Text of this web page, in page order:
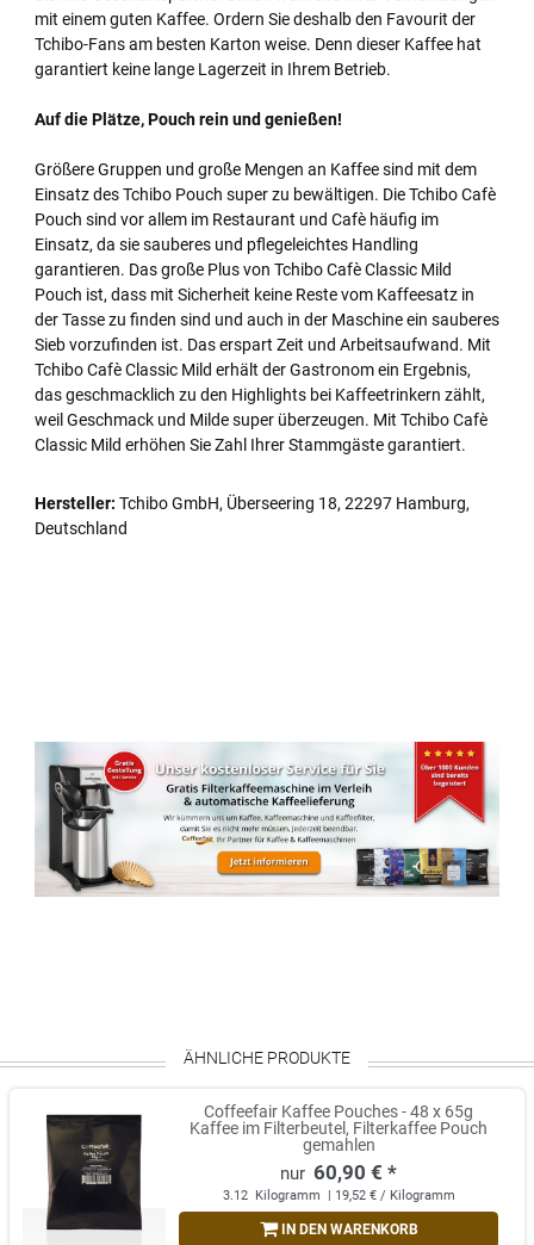
mit einem guten Kaffee. Ordern Sie deshalb den Favourit der
Tchibo-Fans am besten Karton weise. Denn dieser Kaffee hat
garantiert keine lange Lagerzeit in Ihrem Betrieb.
Auf die Plätze, Pouch rein und genießen!
Größere Gruppen und große Mengen an Kaffee sind mit dem
Einsatz des Tchibo Pouch super zu bewältigen. Die Tchibo Cafè
Pouch sind vor allem im Restaurant und Cafè häufig im
Einsatz, da sie sauberes und pflegeleichtes Handling
garantieren. Das große Plus von Tchibo Cafè Classic Mild
Pouch ist, dass mit Sicherheit keine Reste vom Kaffeesatz in
der Tasse zu finden sind und auch in der Maschine ein sauberes
Sieb vorzufinden ist. Das erspart Zeit und Arbeitsaufwand. Mit
Tchibo Cafè Classic Mild erhält der Gastronom ein Ergebnis,
das geschmacklich zu den Highlights bei Kaffeetrinkern zählt,
weil Geschmack und Milde super überzeugen. Mit Tchibo Cafè
Classic Mild erhöhen Sie Zahl Ihrer Stammgäste garantiert.
Hersteller: Tchibo GmbH, Überseering 18, 22297 Hamburg,
Deutschland
ÄHNLICHE PRODUKTE
Coffeefair Kaffee Pouches - 48 x 65g
Kaffee im Filterbeutel, Filterkaffee Pouch
gemahlen
60,90 € *
3.12 Kilogramm | 19,52 € / Kilogramm
IN DEN WARENKORB